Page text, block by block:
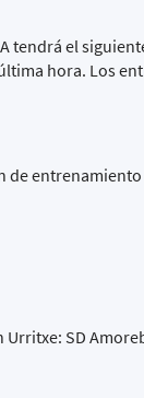
tendrá el
hora. Los
de entrenamiento
Urritxe: SD